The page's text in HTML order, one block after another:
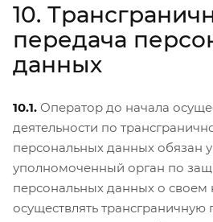
10.
передача
данных
10.1. Оператор до начала
деятельности по
персональных данных обязан
уполномоченный орган по
персональных данных о своем
осуществлять трансграничную